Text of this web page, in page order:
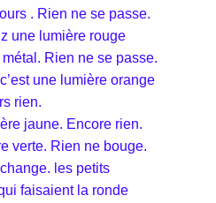
. Rien ne se passe.
une lumière rouge
Rien ne se passe.
une lumière orange
rien.
jaune. Encore rien.
verte. Rien ne bouge.
les petits
faisaient la ronde